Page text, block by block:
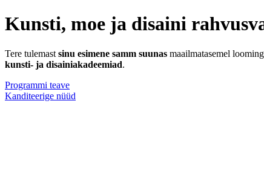
Kunsti, moe ja disaini
Tere tulemast sinu esimene samm suunas maailmatasemel
kunsti- ja disainiakadeemiad.
Programmi teave
Kanditeerige nüüd